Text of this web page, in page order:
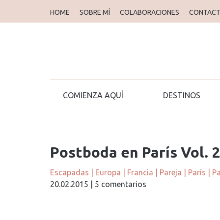
HOME SOBRE MÍ COLABORACIONES
COMIENZA AQUÍ DESTINOS
Postboda en París Vol.
Escapadas Europa Francia Pareja París
20.02.2015
5 comentarios